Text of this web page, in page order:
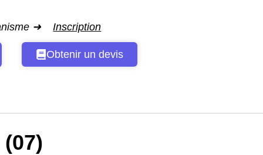
➜ Inscription
Obtenir un devis